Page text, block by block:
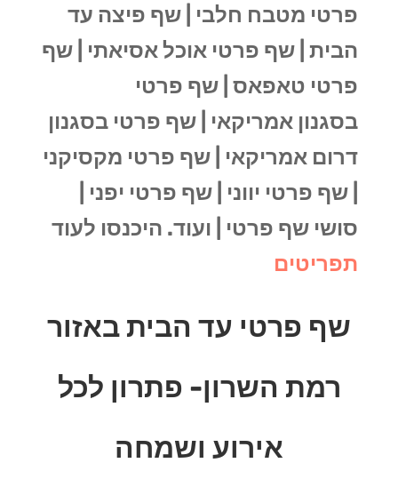
פרטי מטבח חלבי | שף פיצה עד
הבית | שף פרטי אוכל אסיאתי | שף
פרטי טאפאס | שף פרטי
בסגנון אמריקאי | שף פרטי בסגנון
דרום אמריקאי | שף פרטי מקסיקני
שף פרטי יווני | שף פרטי יפני |
סושי שף פרטי | ועוד. היכנסו לעוד
תפריטים
שף פרטי עד הבית באזור
רמת השרון- פתרון לכל
אירוע ושמחה